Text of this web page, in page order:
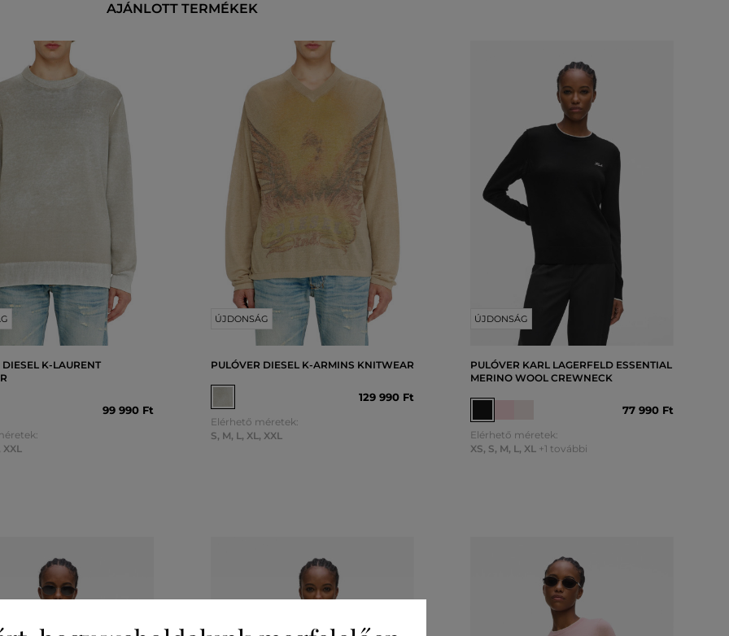
AJÁNLOTT TERMÉKEK
K-LAURENT
99 990 Ft
XXL
ÚJDONSÁG
PULÓVER DIESEL K-ARMINS KNITWEAR
129 990 Ft
Elérhető méretek:
S, M, L, XL, XXL
ÚJDONSÁG
PULÓVER KARL LAGERFELD ESSENTIAL
MERINO WOOL CREWNECK
77 990 Ft
Elérhető méretek:
XS, S, M, L, XL +1 további